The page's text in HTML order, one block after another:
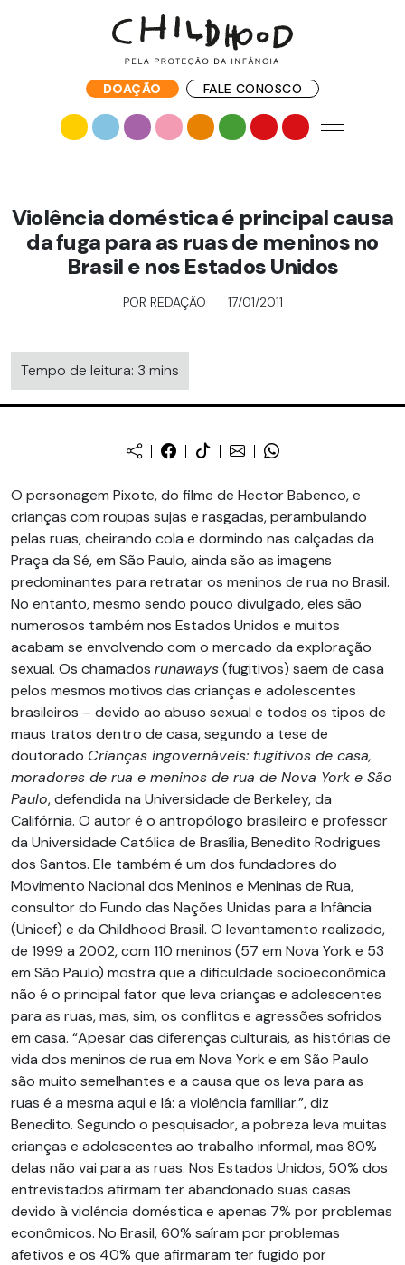
DOAÇÃO FALE CONOSCO
Violência doméstica é principal causa
da fuga para as ruas de meninos no
Brasil e nos Estados Unidos
POR REDAÇÃO 17/01/2011
Tempo de leitura: 3 mins
O personagem Pixote, do filme de Hector Babenco, e
crianças com roupas sujas e rasgadas, perambulando
pelas ruas, cheirando cola e dormindo nas calçadas da
Praça da Sé, em São Paulo, ainda são as imagens
predominantes para retratar os meninos de rua no Brasil.
No entanto, mesmo sendo pouco divulgado, eles são
numerosos também nos Estados Unidos e muitos
acabam se envolvendo com o mercado da exploração
sexual. Os chamados runaways(fugitivos) saem de casa
pelos mesmos motivos das crianças e adolescentes
brasileiros – devido ao abuso sexual e todos os tipos de
maus tratos dentro de casa, segundo a tese de
doutorado Crianças ingovernáveis: fugitivos de casa,
moradores de rua e meninos de rua de Nova York e São
Paulo, defendida na Universidade de Berkeley, da
Califórnia. O autor é o antropólogo brasileiro e professor
da Universidade Católica de Brasília, Benedito Rodrigues
dos Santos. Ele também é um dos fundadores do
Movimento Nacional dos Meninos e Meninas de Rua,
consultor do Fundo das Nações Unidas para a Infância
(Unicef) e da Childhood Brasil. O levantamento realizado,
de 1999 a 2002, com 110 meninos (57 em Nova York e 53
em São Paulo) mostra que a dificuldade socioeconômica
não é o principal fator que leva crianças e adolescentes
para as ruas, mas, sim, os conflitos e agressões sofridos
em casa. “Apesar das diferenças culturais, as histórias de
vida dos meninos de rua em Nova York e em São Paulo
são muito semelhantes e a causa que os leva para as
ruas é a mesma aqui e lá: a violência familiar.”, diz
Benedito. Segundo o pesquisador, a pobreza leva muitas
crianças e adolescentes ao trabalho informal, mas 80%
delas não vai para as ruas. Nos Estados Unidos, 50% dos
entrevistados afirmam ter abandonado suas casas
devido à violência doméstica e apenas 7% por problemas
econômicos. No Brasil, 60% saíram por problemas
afetivos e os 40% que afirmaram ter fugido por